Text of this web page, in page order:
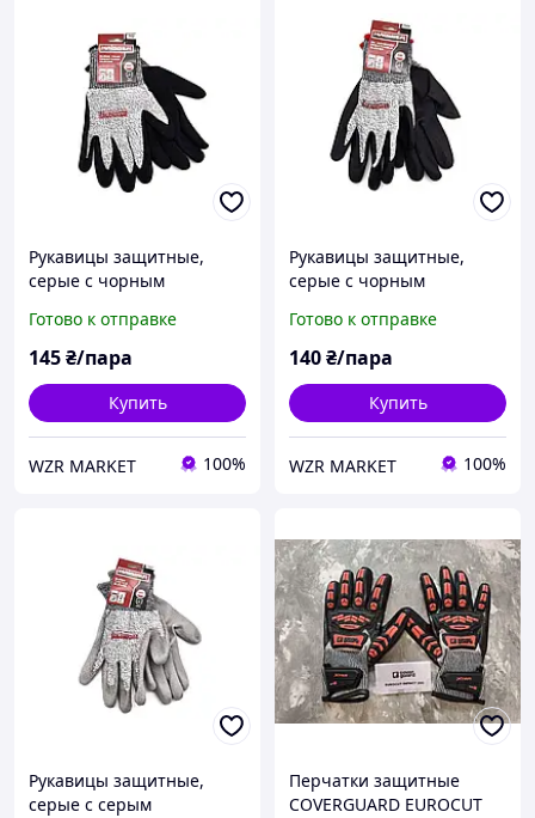
Рукавицы защитные,
серые с чорным
чорный оверлок 10
размер HAISSER
Готово к отправке
145₴/пара
Купить
WZR MARKET 100%
Рукавицы защитные,
серые с чорным
красный оверлок 10
размер HAISSER
Готово к отправке
140₴/пара
Купить
WZR MARKET 100%
Рукавицы защитные,
серые с серым
Перчатки защитные
COVERGUARD EUROCUT